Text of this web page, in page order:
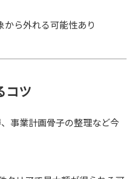
ら外れる可能性あり
コツ
事業計画骨子の整理など今